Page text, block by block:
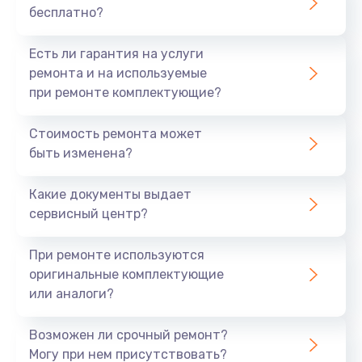
Заказать
Не заряжается
Восстановление после попадания влаги
Заказать
бесплатно?
Есть ли гарантия на услуги
ремонта и на используемые
при ремонте комплектующие?
Стоимость ремонта может
быть изменена?
Какие документы выдает
сервисный центр?
При ремонте используются
оригинальные комплектующие
или аналоги?
Возможен ли срочный ремонт?
Могу при нем присутствовать?